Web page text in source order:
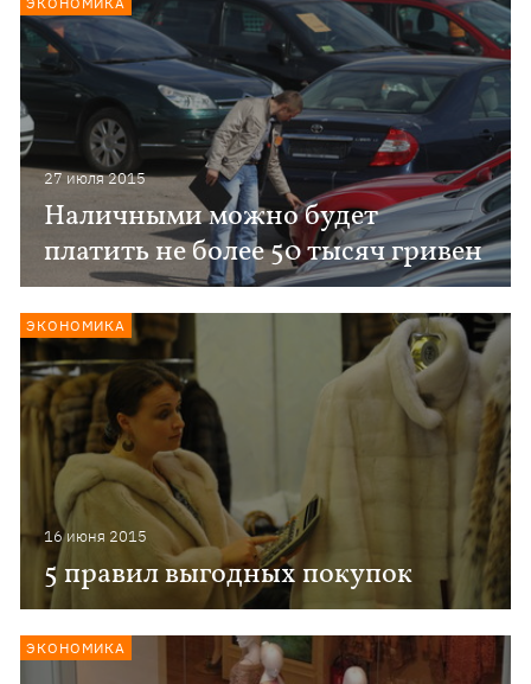
27 июля 2015
Наличными можно будет
платить не более 50 тысяч гривен
16 июня 2015
5 правил выгодных покупок
ЭКОНОМИКА
ЭКОНОМИКА